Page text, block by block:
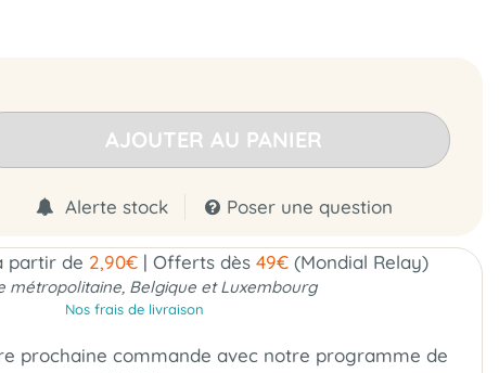
AJOUTER AU PANIER
Alerte stock Poser une question
partir de 2,90€ | Offerts dès 49€ (Mondial Relay)
métropolitaine, Belgique et Luxembourg
Nos frais de livraison
prochaine commande avec notre programme de